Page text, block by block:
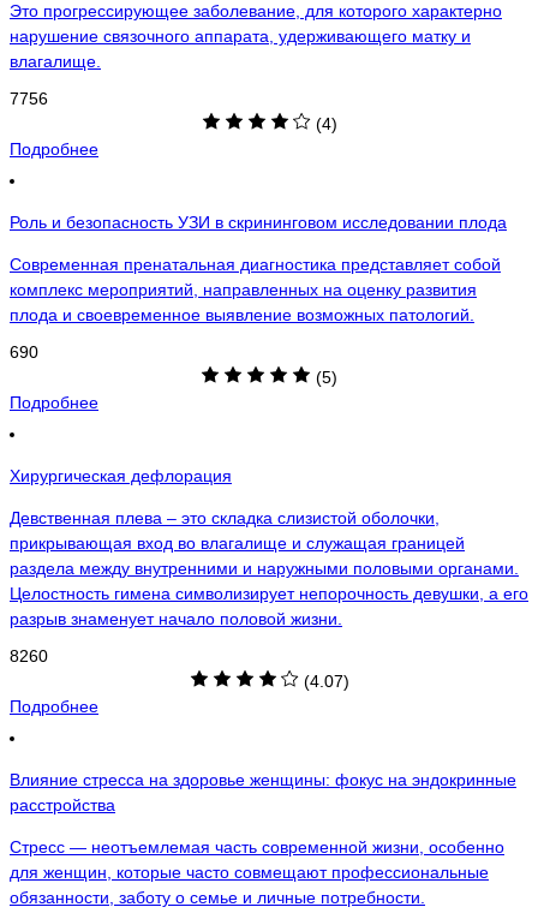
Это прогрессирующее заболевание, для которого характерно
нарушение связочного аппарата, удерживающего матку и
влагалище.
7756
(4)
Подробнее
Роль и безопасность УЗИ в скрининговом исследовании плода
Современная пренатальная диагностика представляет собой
комплекс мероприятий, направленных на оценку развития
плода и своевременное выявление возможных патологий.
690
(5)
Подробнее
Хирургическая дефлорация
Девственная плева – это складка слизистой оболочки,
прикрывающая вход во влагалище и служащая границей
раздела между внутренними и наружными половыми органами.
Целостность гимена символизирует непорочность девушки, а его
разрыв знаменует начало половой жизни.
8260
(4.07)
Подробнее
Влияние стресса на здоровье женщины: фокус на эндокринные
расстройства
Стресс — неотъемлемая часть современной жизни, особенно
для женщин, которые часто совмещают профессиональные
обязанности, заботу о семье и личные потребности.